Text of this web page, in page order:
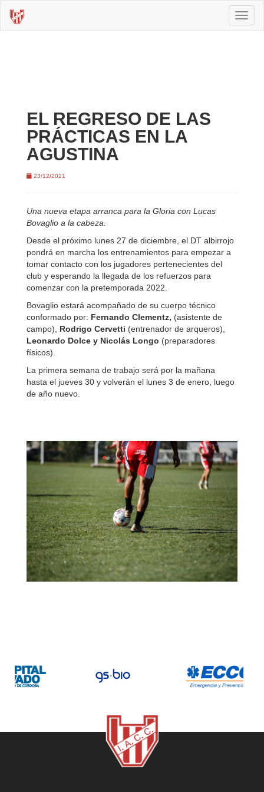
EL REGRESO DE LAS
PRÁCTICAS EN LA
AGUSTINA
23/12/2021
Una nueva etapa arranca para la Gloria con Lucas
Bovaglio a la cabeza.
Desde el próximo lunes 27 de diciembre, el DT albirrojo
pondrá en marcha los entrenamientos para empezar a
tomar contacto con los jugadores pertenecientes del
club y esperando la llegada de los refuerzos para
comenzar con la pretemporada 2022.
Bovaglio estará acompañado de su cuerpo técnico
conformado por: Fernando Clementz, (asistente de
campo), Rodrigo Cervetti (entrenador de arqueros),
Leonardo Dolce y Nicolás Longo (preparadores
físicos).
La primera semana de trabajo será por la mañana
hasta el jueves 30 y volverán el lunes 3 de enero, luego
de año nuevo.